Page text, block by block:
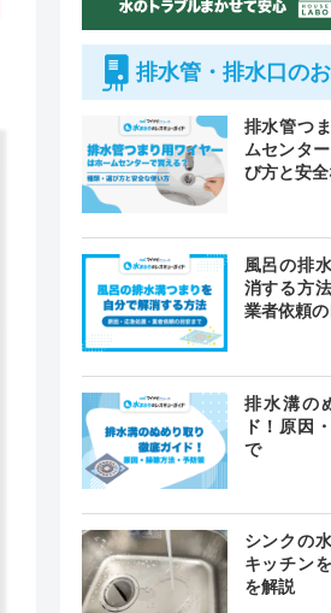
クチコミ
4.6
2.4
（12件）
ー
排水管・排水口の
排水管つ
ムセンタ
び方と安
風呂の排
消する方
業者依頼
排水溝の
ド！原因
で
シンクの
キッチン
を解説